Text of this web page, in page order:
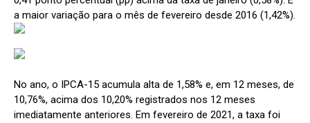
a maior variação para o mês de fevereiro desde 2016 (1,42%).
No ano, o IPCA-15 acumula alta de 1,58% e, em 12 meses, de
10,76%, acima dos 10,20% registrados nos 12 meses
imediatamente anteriores. Em fevereiro de 2021, a taxa foi